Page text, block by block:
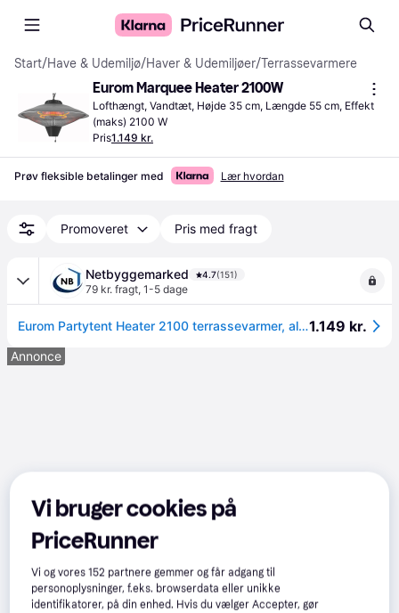
Start/Have & Udemiljø/Haver & Udemiljøer/Terrassevarmere
Eurom Marquee Heater 2100W
Lofthængt, Vandtæt, Højde 35 cm, Længde 55 cm, Effekt
(maks) 2100 W
Pris1.149 kr.
Prøv fleksible betalinger med Lær hvordan
Promoveret Pris med fragt
Netbyggemarked 4.7(151)
79 kr. fragt, 1-5 dage
Eurom Partytent Heater 2100 terrassevarmer, alu, 2100W1.149 kr.
Annonce
Vi bruger cookies på
PriceRunner
Vi og vores152 partnere gemmer og får adgang til
personoplysninger, f.eks. browserdata eller unikke
identifikatorer, på din enhed. Hvis du vælger Accepter, gør